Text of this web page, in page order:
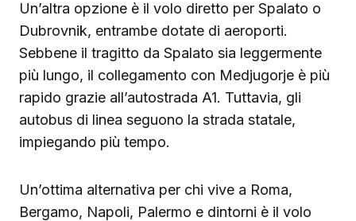
Un’altra opzione è il volo diretto per Spalato o
Dubrovnik, entrambe dotate di aeroporti.
Sebbene il tragitto da Spalato sia leggermente
più lungo, il collegamento con Medjugorje è più
rapido grazie all’autostrada A1. Tuttavia, gli
autobus di linea seguono la strada statale,
impiegando più tempo.
Un’ottima alternativa per chi vive a Roma,
Bergamo, Napoli, Palermo e dintorni è il volo